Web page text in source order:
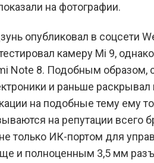
на фотографии.
опубликовал в соцсети
камеру Mi 9,
Note 8. Подобным образом,
и раньше
на подобные тему ему
на репутации всего
только ИК-портом для
и полноценным 3,5 мм